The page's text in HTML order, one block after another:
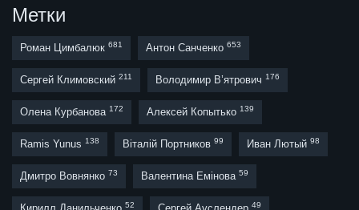
Метки
Роман Цимбалюк 681 Антон Санченко 653
Сергей Климовский 211 Володимир В’ятрович 176
Олена Курбанова 172 Алексей Копытько 139
Ramis Yunus 138 Віталій Портников 99 Иван Лютый 98
Дмитро Вовнянко 73 Валентина Емінова 59
52 49